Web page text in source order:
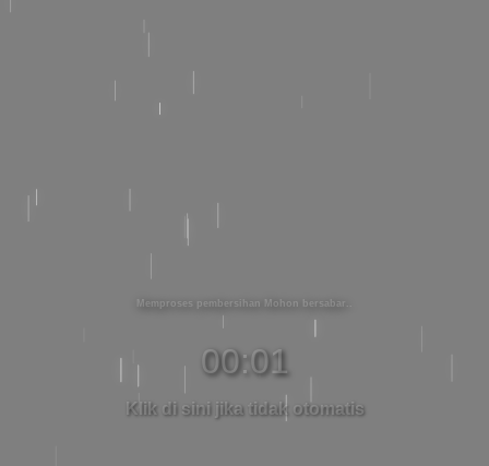
Memproses pembersihan Mohon bersabar
00:01
Klik di sini jika tidak otomatis